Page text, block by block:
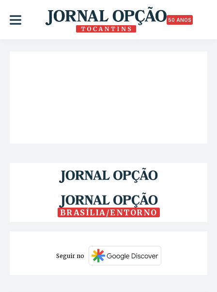
50 ANOS
BRASÍLIA/ENTORNO
Seguir no